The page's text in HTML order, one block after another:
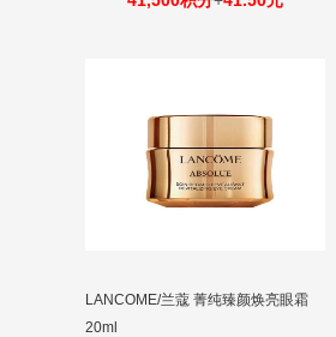
LANCOME/兰蔻 菁纯臻颜焕亮眼霜
20ml